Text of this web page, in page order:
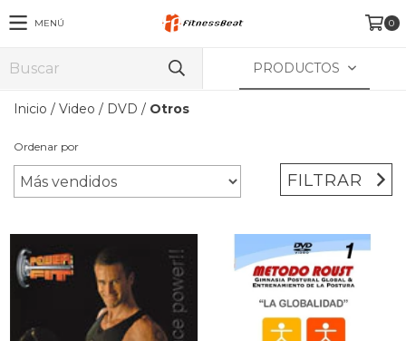
MENÚ 0
PRODUCTOS
Inicio / Video / DVD / Otros
Ordenar por
FILTRAR